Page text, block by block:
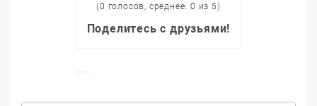
(0 голосов, среднее: 0 из 5)
Поделитесь с друзьями!